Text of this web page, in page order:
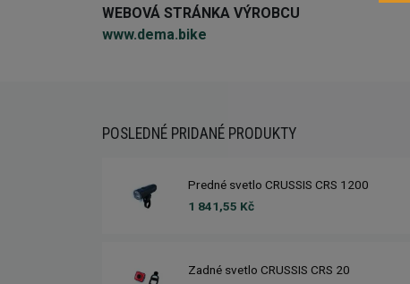
WEBOVÁ STRÁNKA VÝROBCU
www.dema.bike
POSLEDNÉ PRIDANÉ PRODUKTY
Predné svetlo CRUSSIS CRS 1200
1 841,55 Kč
Zadné svetlo CRUSSIS CRS 20